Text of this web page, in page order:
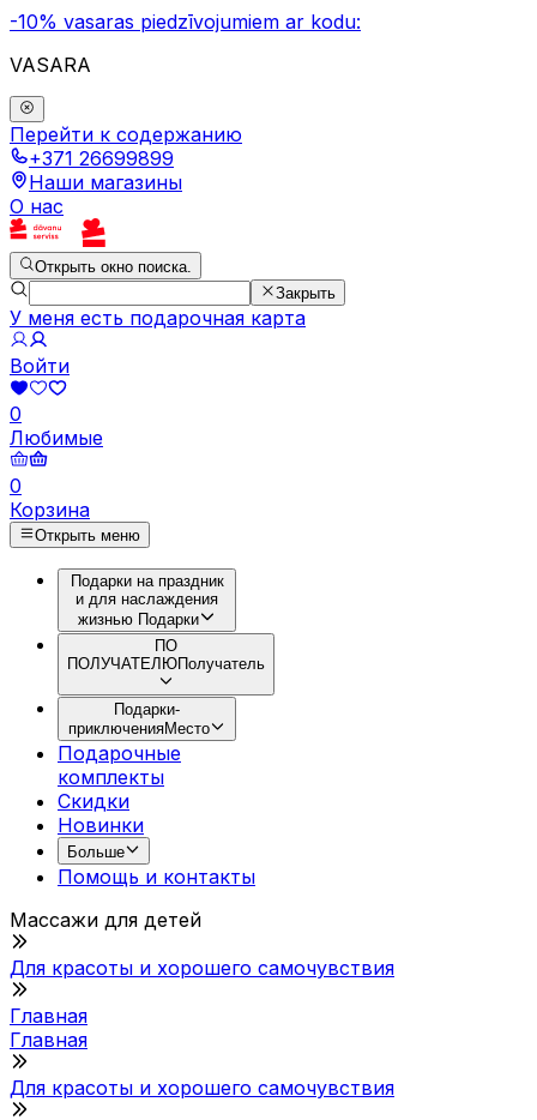
-10% vasaras piedzīvojumiem ar kodu:
VASARA
Перейти к содержанию
+371 26699899
Наши магазины
О нас
Открыть окно поиска.
Закрыть
У меня есть подарочная карта
Войти
0
Любимые
0
Корзина
Открыть меню
Подарки на праздник
и для наслаждения
жизнью Подарки
ПО
ПОЛУЧАТЕЛЮПолучатель
Подарки-
приключенияМесто
Подарочные
комплекты
Скидки
Новинки
Больше
Помощь и контакты
Массажи для детей
Для красоты и хорошего самочувствия
Главная
Главная
Для красоты и хорошего самочувствия